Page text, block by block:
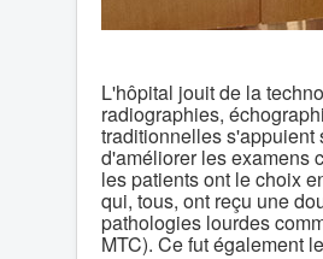
L'hôpital jouit de la
radiographies,
traditionnelles s'appuient
d'améliorer les examens
les patients ont le choix
qui, tous, ont reçu une
pathologies lourdes
MTC). Ce fut également